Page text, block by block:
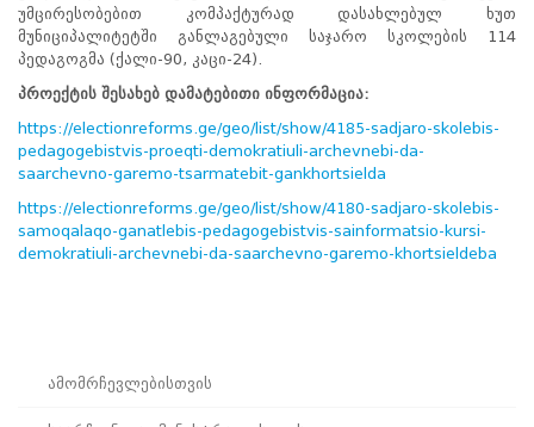
სერტიფიცირება
პარტნიორობა
ადმინისტრაციისთვის
უმცირესობებით კომპაქტურად დასახლებულ ხუთ
მუნიციპალიტეტში განლაგებული საჯარო სკოლების 114
პედაგოგმა (ქალი-90, კაცი-24).
პროექტის შესახებ დამატებითი ინფორმაცია:
https://electionreforms.ge/geo/list/show/4185-sadjaro-skolebis-
pedagogebistvis-proeqti-demokratiuli-archevnebi-da-
saarchevno-garemo-tsarmatebit-gankhortsielda
https://electionreforms.ge/geo/list/show/4180-sadjaro-skolebis-
samoqalaqo-ganatlebis-pedagogebistvis-sainformatsio-kursi-
demokratiuli-archevnebi-da-saarchevno-garemo-khortsieldeba
ამომრჩევლებისთვის